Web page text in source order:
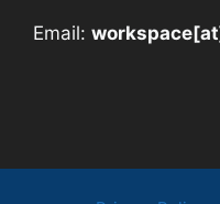
Email: